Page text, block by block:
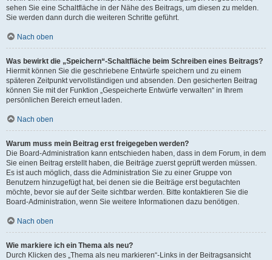
sehen Sie eine Schaltfläche in der Nähe des Beitrags, um diesen zu melden.
Sie werden dann durch die weiteren Schritte geführt.
Nach oben
Was bewirkt die „Speichern“-Schaltfläche beim Schreiben eines Beitrags?
Hiermit können Sie die geschriebene Entwürfe speichern und zu einem
späteren Zeitpunkt vervollständigen und absenden. Den gesicherten Beitrag
können Sie mit der Funktion „Gespeicherte Entwürfe verwalten“ in Ihrem
persönlichen Bereich erneut laden.
Nach oben
Warum muss mein Beitrag erst freigegeben werden?
Die Board-Administration kann entschieden haben, dass in dem Forum, in dem
Sie einen Beitrag erstellt haben, die Beiträge zuerst geprüft werden müssen.
Es ist auch möglich, dass die Administration Sie zu einer Gruppe von
Benutzern hinzugefügt hat, bei denen sie die Beiträge erst begutachten
möchte, bevor sie auf der Seite sichtbar werden. Bitte kontaktieren Sie die
Board-Administration, wenn Sie weitere Informationen dazu benötigen.
Nach oben
Wie markiere ich ein Thema als neu?
Durch Klicken des „Thema als neu markieren“-Links in der Beitragsansicht